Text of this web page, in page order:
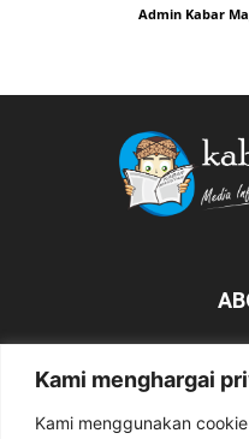
Kami menghargai
Kami menggunakan
Admin Kabar
berita tentang Magetan